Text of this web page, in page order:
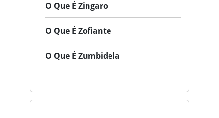
O Que É Zingaro
O Que É Zofiante
O Que É Zumbidela